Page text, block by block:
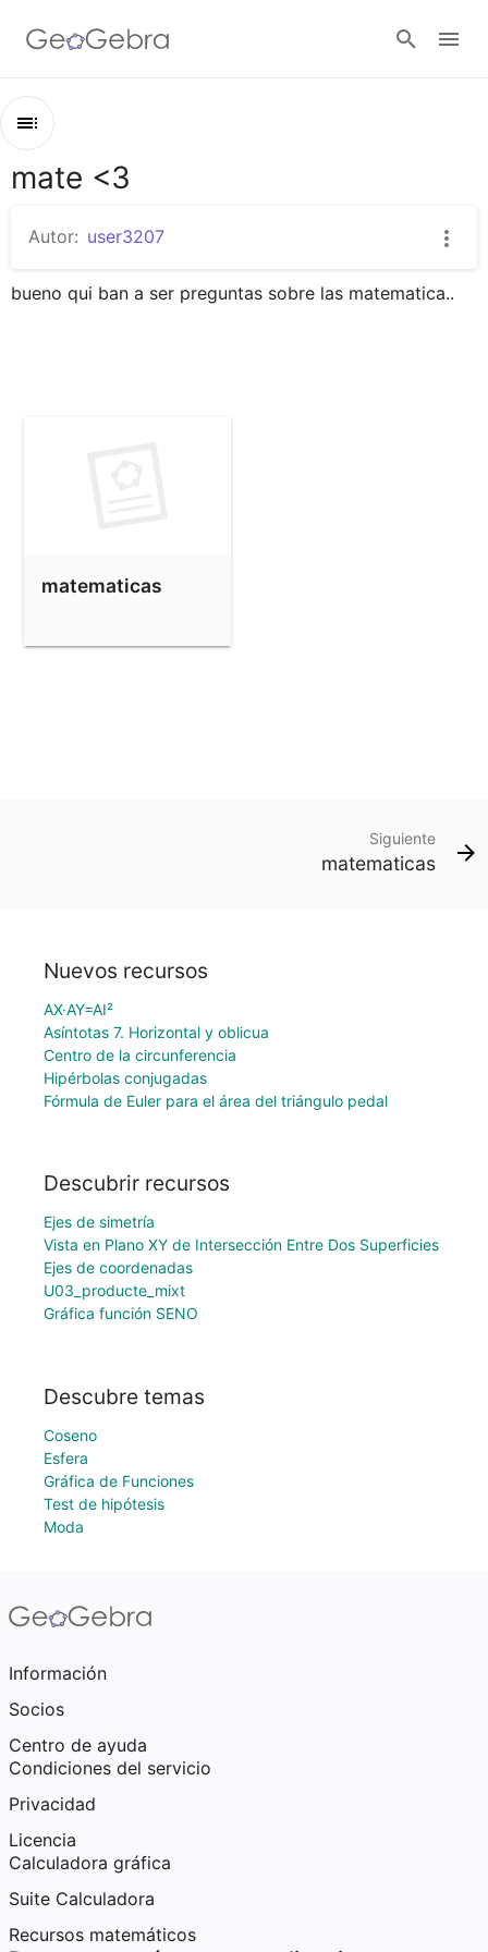
Esquema
mate <3
Autor: user3207
bueno qui ban a ser preguntas sobre las matematica..
matematicas
Siguiente
matematicas
Nuevos recursos
AX·AY=AI²
Asíntotas 7. Horizontal y oblicua
Centro de la circunferencia
Hipérbolas conjugadas
Fórmula de Euler para el área del triángulo pedal
Descubrir recursos
Ejes de simetría
Vista en Plano XY de Intersección Entre Dos Superficies
Ejes de coordenadas
U03_producte_mixt
Gráfica función SENO
Descubre temas
Coseno
Esfera
Gráfica de Funciones
Test de hipótesis
Moda
Información
Socios
Centro de ayuda
Condiciones del servicio
Privacidad
Licencia
Calculadora gráfica
Suite Calculadora
Recursos matemáticos